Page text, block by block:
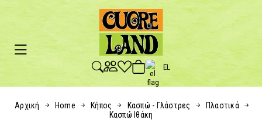
EL
Αρχική Home Κήπος Κασπώ - Γλάστρες
Πλαστικά
Κασπώ Ιθάκη